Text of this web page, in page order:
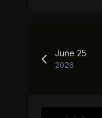
June 25
2026